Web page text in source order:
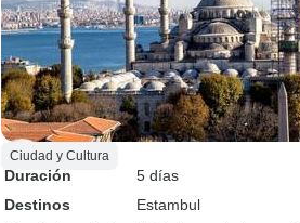
Ciudad y Cultura
Duración
5 días
Destinos
Estambul